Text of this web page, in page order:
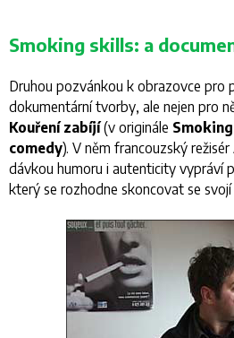
Smoking skills: a
Druhou pozvánkou k obrazovce pro
dokumentární tvorby, ale nejen pro
Kouření zabíjí(v originále
comedy). V něm francouzský
dávkou humoru i autenticity vypráví
který se rozhodne skoncovat se